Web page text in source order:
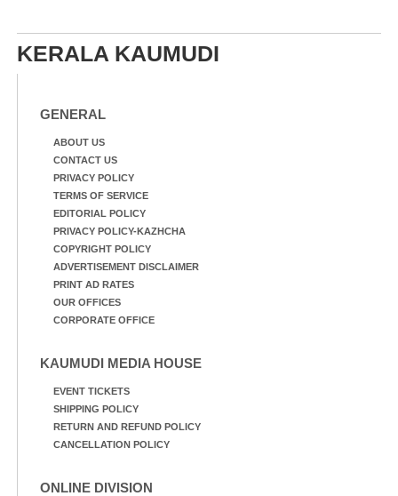
KERALA KAUMUDI
GENERAL
ABOUT US
CONTACT US
PRIVACY POLICY
TERMS OF SERVICE
EDITORIAL POLICY
PRIVACY POLICY-KAZHCHA
COPYRIGHT POLICY
ADVERTISEMENT DISCLAIMER
PRINT AD RATES
OUR OFFICES
CORPORATE OFFICE
KAUMUDI MEDIA HOUSE
EVENT TICKETS
SHIPPING POLICY
RETURN AND REFUND POLICY
CANCELLATION POLICY
ONLINE DIVISION